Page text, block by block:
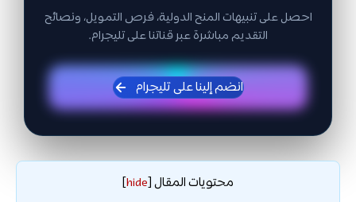
احصل على تنبيهات المنح الدولية، فرص التمويل، ونصائح
التقديم مباشرة عبر قناتنا على تليجرام.
انضم إلينا على تليجرام
محتويات المقال [
hide
]